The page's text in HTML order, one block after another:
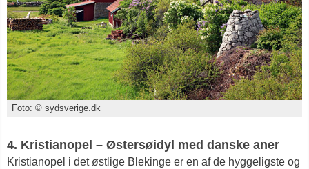
Foto: © sydsverige.dk
4. Kristianopel – Østersøidyl med danske aner
Kristianopel i det østlige Blekinge er en af de hyggeligste og